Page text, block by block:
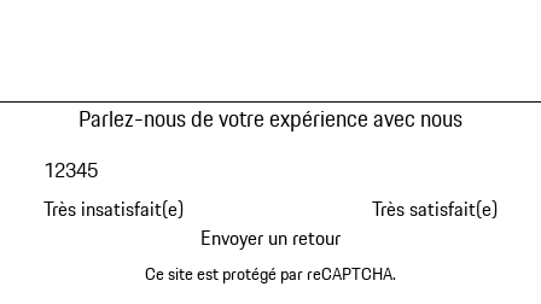
Parlez-nous de votre expérience avec nous
Très insatisfait(e)
12345
Très satisfait(e)
Envoyer un retour
Ce site est protégé par reCAPTCHA.